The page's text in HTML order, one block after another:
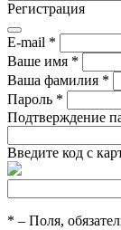
Регистрация
E-mail *
Ваше имя *
Ваша фамилия *
Пароль *
Подтверждение
Введите код с
* – Поля,